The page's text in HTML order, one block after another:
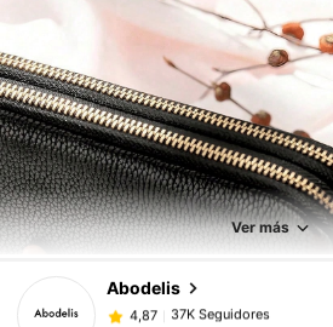
Ver más
Abodelis
4,87 37K Seguidores
4,87 37K Seguidores
4,87
37K Seguidores
s***a
pagóHace 1 día